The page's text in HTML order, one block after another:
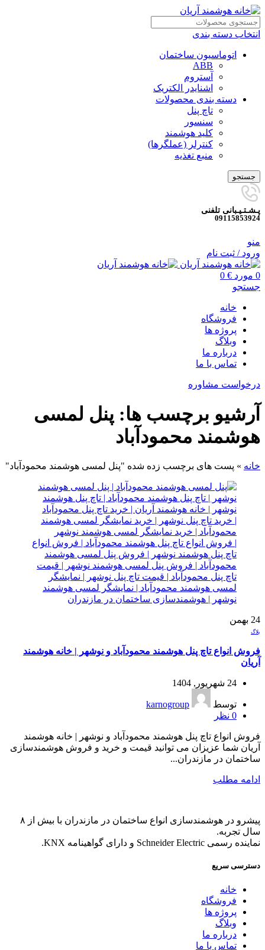
انتخاب دسته بندی
اتوماسیون ساختمان
ABB
آستروم
اشنایدر الکتریک
دسته بندی محصولات
تاچ پنل
سنسور
کلید هوشمند
کنترلر (عملگرها)
منبع تغذیه
جستجو
پـشـتـیـبانی تلفنی
09115853924
منو
ورود / ثبت نام
0 مورد 0 €
جستجو
خانه
فروشگاه
پروژه ها
وبلاگ
درباره ما
تماس با ما
درخواست مشاوره
آرشیو برچسب ها: پنل لمسی
هوشمند محمودآباد
خانه » پست های برچسب زده شده "پنل لمسی هوشمند محمودآباد"
24 بهمن
بلاگ
فروش انواع تاچ پنل هوشمند محمودآباد و نوشهر | خانه هوشمند
آریان
24 شهریور, 1404
توسط
karnogroup
0 نظر
فروش انواع تاچ پنل هوشمند محمودآباد و نوشهر | خانه هوشمند
آریان شما عزیزان می توانید قیمت و خرید و فروش هوشمندسازی
ساختمان در مازندران...
ادامه مطلب
پیشرو در هوشمندسازی انواع ساختمان در مازندران با بیش از ۸
سال تجربه.
نماینده رسمی Schneider Electric و دارای گواهینامه KNX.
دسترسی سریع
خانه
فروشگاه
پروژه ها
وبلاگ
درباره ما
تماس با ما